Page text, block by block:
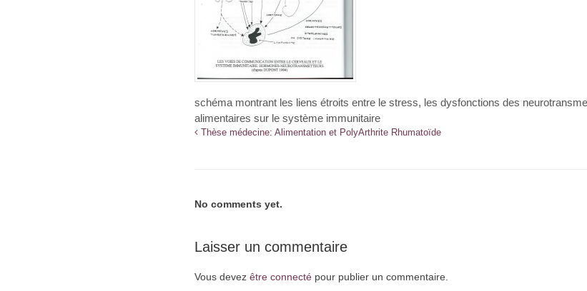
schéma montrant les liens étroits entre le stress, les dysfonctions des
alimentaires sur le système immunitaire
Thèse médecine: Alimentation et PolyArthrite Rhumatoïde
No comments yet.
Laisser un commentaire
Vous devez être connecté pour publier un commentaire.